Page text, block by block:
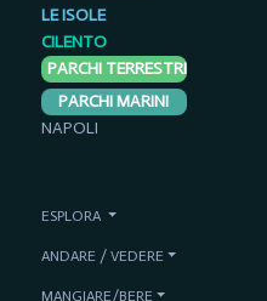
LE ISOLE
CILENTO
PARCHI TERRESTRI
PARCHI MARINI
NAPOLI
ESPLORA
ANDARE / VEDERE
MANGIARE/BERE